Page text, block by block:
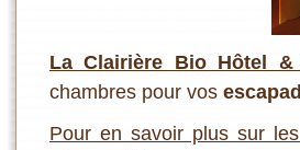
La Clairière Bio Hôtel &
chambres pour vos
Pour en savoir plus sur